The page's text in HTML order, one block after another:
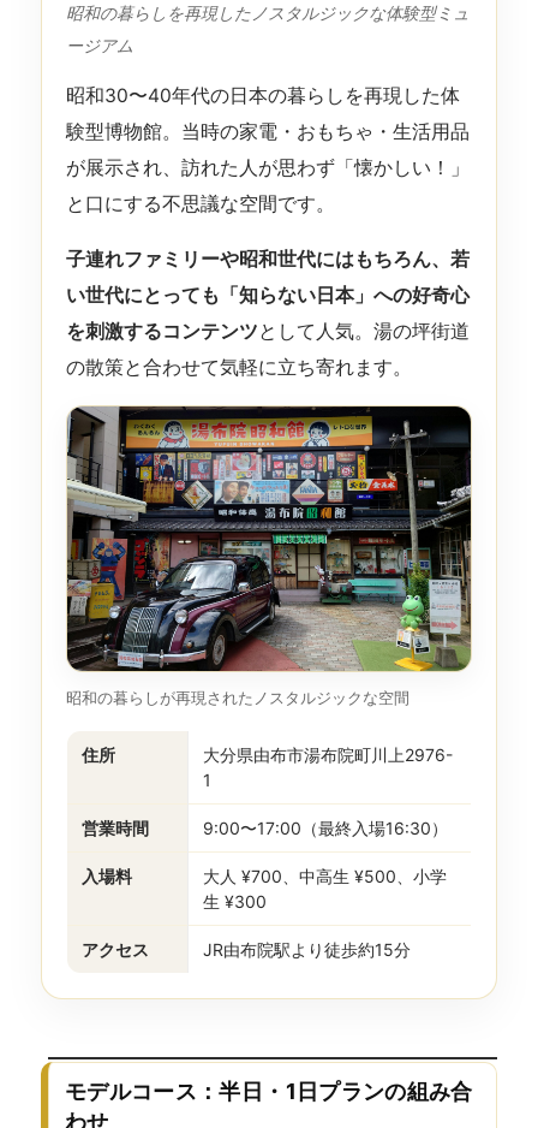
昭和の暮らしを再現したノスタルジックな体験型ミュ
ージアム
昭和30〜40年代の日本の暮らしを再現した体
験型博物館。当時の家電・おもちゃ・生活用品
が展示され、訪れた人が思わず「懐かしい！」
と口にする不思議な空間です。
子連れファミリーや昭和世代にはもちろん、若
い世代にとっても「知らない日本」への好奇心
を刺激するコンテンツとして人気。湯の坪街道
の散策と合わせて気軽に立ち寄れます。
昭和の暮らしが再現されたノスタルジックな空間
住所
大分県由布市湯布院町川上2976-
1
営業時間 9:00〜17:00（最終入場16:30）
入場料
大人 ¥700、中高生 ¥500、小学
生 ¥300
アクセス JR由布院駅より徒歩約15分
モデルコース：半日・1日プランの組み合
わせ